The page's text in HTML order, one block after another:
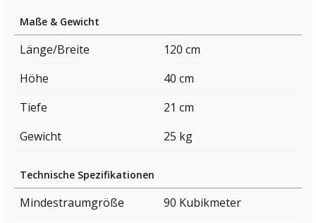
Maße & Gewicht
Länge/Breite
120 cm
Höhe
40 cm
Tiefe
21 cm
Gewicht
25 kg
Technische Spezifikationen
Mindestraumgröße
90 Kubikmeter